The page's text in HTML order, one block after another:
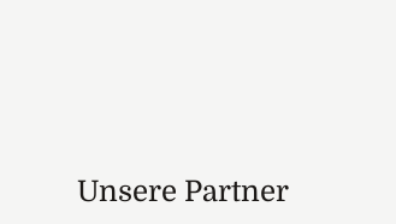
Unsere Partner